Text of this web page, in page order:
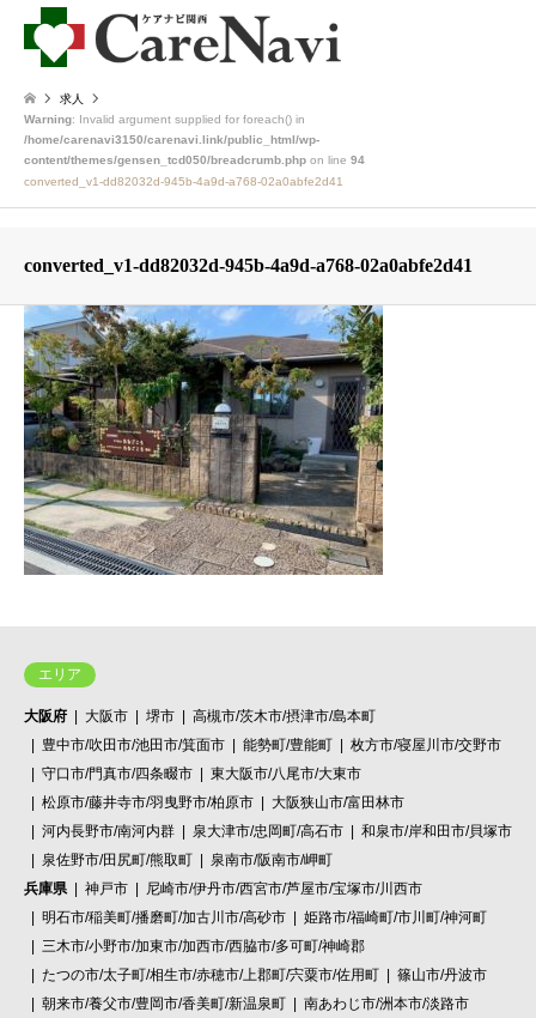
求人
Warning: Invalid argument supplied for foreach() in
/home/carenavi3150/carenavi.link/public_html/wp-
content/themes/gensen_tcd050/breadcrumb.php on line 94
converted_v1-dd82032d-945b-4a9d-a768-02a0abfe2d41
converted_v1-dd82032d-945b-4a9d-a768-02a0abfe2d41
エリア
大阪府 大阪市 堺市
高槻市/茨木市/摂津市/島本町
豊中市/吹田市/池田市/箕面市
能勢町/豊能町
枚方市/寝屋川市/交野市
守口市/門真市/四条畷市
東大阪市/八尾市/大東市
松原市/藤井寺市/羽曳野市/柏原市
大阪狭山市/富田林市
河内長野市/南河内群
泉大津市/忠岡町/高石市
和泉市/岸和田市/貝塚市
泉佐野市/田尻町/熊取町
泉南市/阪南市/岬町
兵庫県
神戸市
尼崎市/伊丹市/西宮市/芦屋市/宝塚市/川西市
明石市/稲美町/播磨町/加古川市/高砂市
姫路市/福崎町/市川町/神河町
三木市/小野市/加東市/加西市/西脇市/多可町/神崎郡
たつの市/太子町/相生市/赤穂市/上郡町/宍粟市/佐用町
篠山市/丹波市
朝来市/養父市/豊岡市/香美町/新温泉町
南あわじ市/洲本市/淡路市